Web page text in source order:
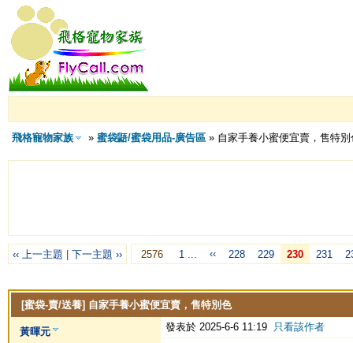
飛格寵物家族 » 蜜袋鼯/蜜袋用品-廣告區» 自家手養小蜜便宜賣，售特別
‹‹ 上一主題 下一主題 ›› 2576 1 ... ‹‹ 228 229 230 231
[蜜袋-賣/送養] 自家手養小蜜便宜賣，售特別色
黃暉元 發表於 2025-6-6 11:19 只看該作者